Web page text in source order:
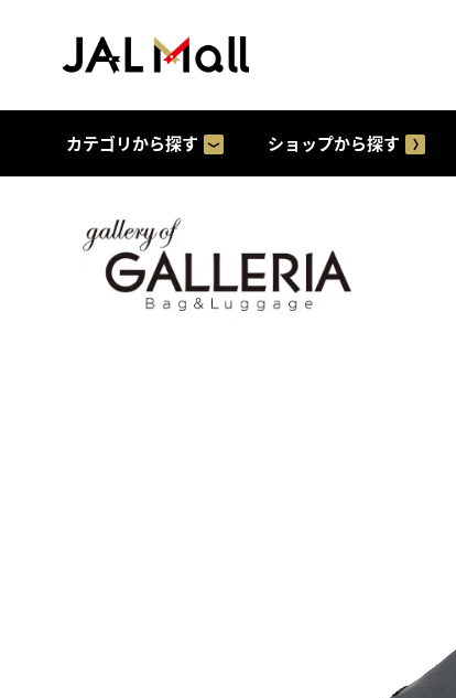
カテゴリから探す ショップから探す